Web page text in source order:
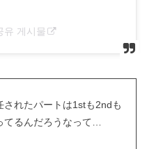
유 게시물
されたパートは1stも2ndも
てるんだろうなって…